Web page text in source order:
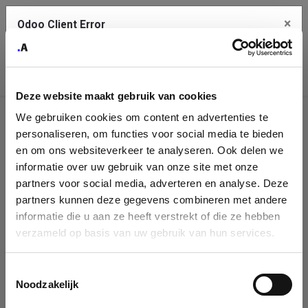
Deze website maakt gebruik van cookies
We gebruiken cookies om content en advertenties te
personaliseren, om functies voor social media te bieden
en om ons websiteverkeer te analyseren. Ook delen we
informatie over uw gebruik van onze site met onze
partners voor social media, adverteren en analyse. Deze
partners kunnen deze gegevens combineren met andere
informatie die u aan ze heeft verstrekt of die ze hebben
verzameld op basis van uw gebruik van hun services.
Noodzakelijk
Company
Identification
Please fill in your company details
You can search a company in our database by name, VAT or
enterprise ID. When a company is selected it will auto-complete the
form. If you don't find your company in our database, you can create
Odoo Client Error ×
service.
See details
Ok